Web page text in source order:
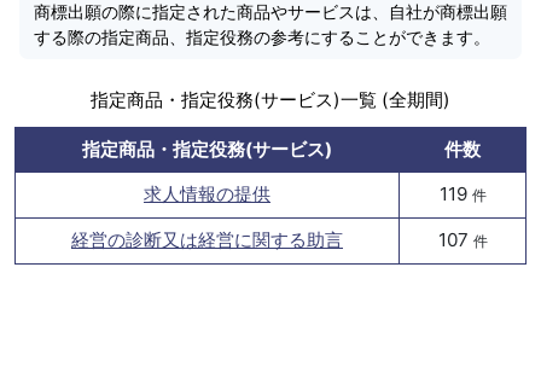
商標出願の際に指定された商品やサービスは、自社が商標出願
する際の指定商品、指定役務の参考にすることができます。
指定商品・指定役務(サービス)一覧 (全期間)
指定商品・指定役務(サービス)
件数
求人情報の提供
119 件
経営の診断又は経営に関する助言 107 件